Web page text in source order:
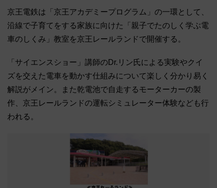
京王電鉄は「京王アカデミープログラム」の一環として、
沿線で子育てをする家族に向けた「親子でたのしく学ぶ電
車のしくみ」教室を京王レールランドで開催する。
「サイエンスショー」講師のDr.リン氏による実験やクイ
ズを交えた電車を動かす仕組みについて楽しく分かり易く
解説がメイン。また乾電池で自走するモーターカーの製
作、京王レールランドの運転シミュレーター体験なども行
われる。